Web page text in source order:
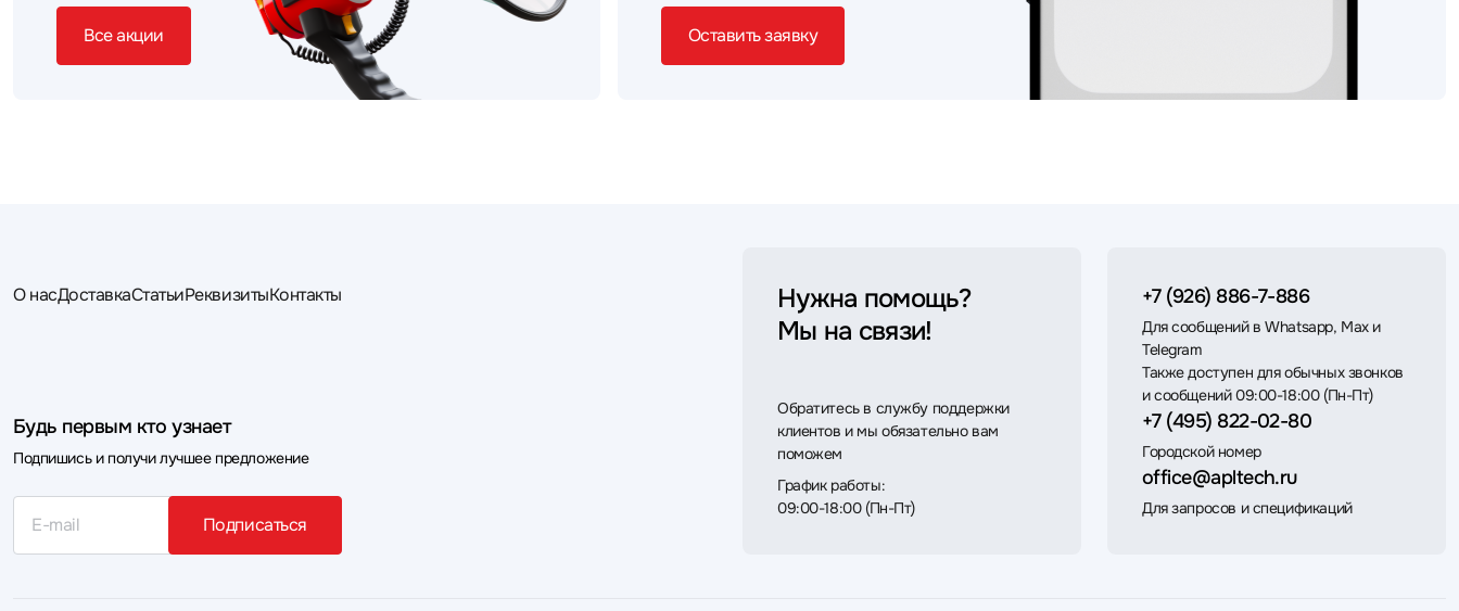
Все акции Оставить заявку
О насДоставкаСтатьиРеквизитыКонтакты
Будь первым кто узнает
Подпишись и получи лучшее предложение
Подписаться
Нужна помощь?
Мы на связи!
Обратитесь в службу поддержки
клиентов и мы обязательно вам
поможем
График работы:
09:00-18:00 (Пн-Пт)
+7 (926) 886-7-886
Для сообщений в Whatsapp, Max и
Telegram
Также доступен для обычных звонков
и сообщений 09:00-18:00 (Пн-Пт)
+7 (495) 822-02-80
Городской номер
office@apltech.ru
Для запросов и спецификаций